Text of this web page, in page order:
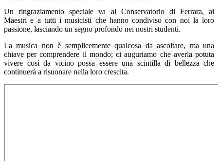
Un ringraziamento speciale va al Conservatorio di Ferrara, ai
Maestri e a tutti i musicisti che hanno condiviso con noi la loro
passione, lasciando un segno profondo nei nostri studenti.
La musica non è semplicemente qualcosa da ascoltare, ma una
chiave per comprendere il mondo; ci auguriamo che averla potuta
vivere così da vicino possa essere una scintilla di bellezza che
continuerà a risuonare nella loro crescita.